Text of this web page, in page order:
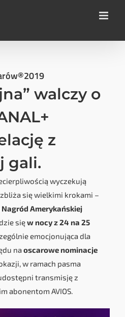
walczy o
z
gali.
wyczekują
się wielkimi krokami –
Amerykańskiej
sięw nocy z 24 na 25
emocjonująca dla
naoscarowe nominacje
w ramach pasma
transmisję z
abonentom AVIOS.